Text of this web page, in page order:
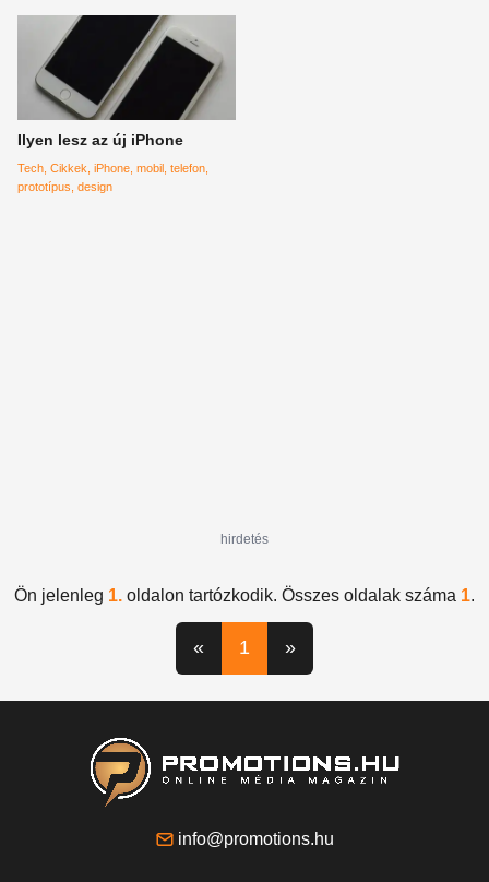
Ilyen lesz az új iPhone
Tech Cikkek iPhone mobil telefon
prototípus design
hirdetés
Ön jelenleg 1. oldalon tartózkodik. Összes oldalak száma 1.
« 1 »
info@promotions.hu